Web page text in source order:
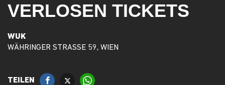
VERLOSEN TICKETS
WUK
WÄHRINGER STRASSE 59, WIEN
TEILEN